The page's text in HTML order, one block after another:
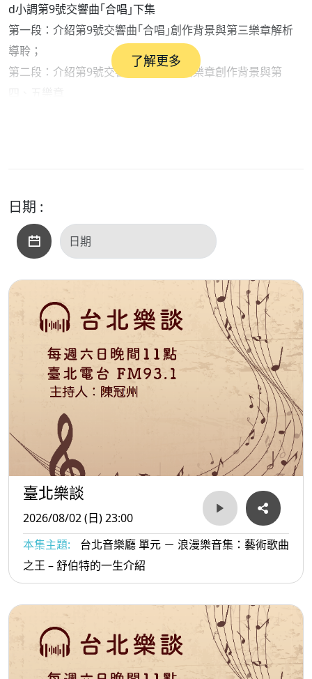
d小調第9號交響曲｢合唱｣下集
第一段：介紹第9號交響曲｢合唱｣創作背景與第三樂章解析
導聆；
第二段：介紹第9號交響曲｢合唱｣終曲樂章創作背景與第
了解更多
日期 :
臺北樂談
2026/08/02 (日) 23:00
本集主題:
台北音樂廳 單元 － 浪漫樂音集：藝術歌曲
之王 – 舒伯特的一生介紹